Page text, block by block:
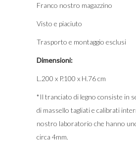
Franco nostro magazzino
Visto e piaciuto
Trasporto e montaggio esclusi
Dimensioni:
L.200 x P.100 x H.76 cm
*Il tranciato di legno consiste in
di massello tagliati e calibrati
nostro laboratorio che hanno
circa 4mm.